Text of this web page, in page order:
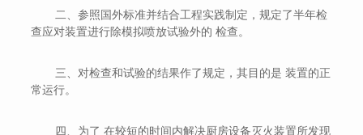
二、参照国外标准并结合工程实践制定，规定了半年检
查应对装置进行除模拟喷放试验外的 检查。
三、对检查和试验的结果作了规定，其目的是 装置的正
常运行。
四、为了 在较短的时间内解决厨房设备灭火装置所发现